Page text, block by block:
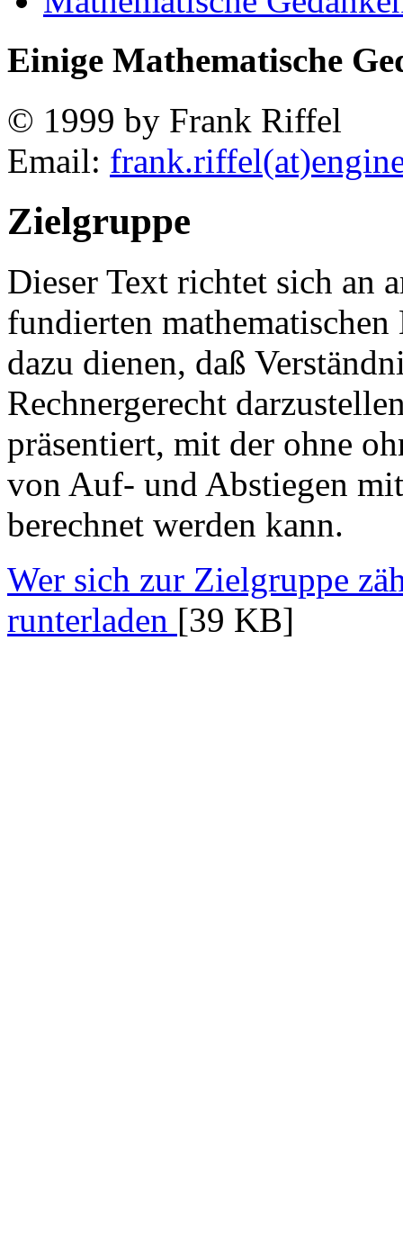
Einige Mathematische
© 1999 by Frank Riffel
Email:
Zielgruppe
Dieser Text richtet sich an
fundierten
dazu dienen, daß
Rechnergerecht
präsentiert, mit der ohne
von Auf- und Abstiegen
berechnet werden kann.
Wer sich zur Zielgruppe
runterladen [39 KB]